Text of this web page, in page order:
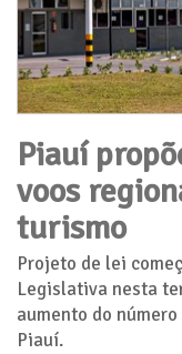
Piauí
voos
turismo
Projeto de lei
Legislativa nesta
aumento do
Piauí.